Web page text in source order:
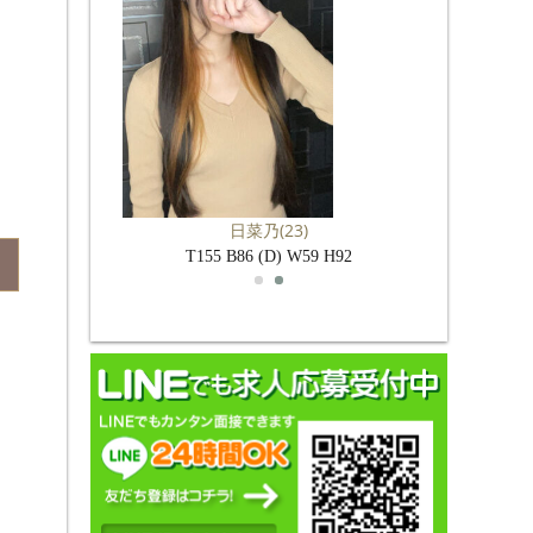
日菜乃(23)
T155 B86 (D) W59 H92